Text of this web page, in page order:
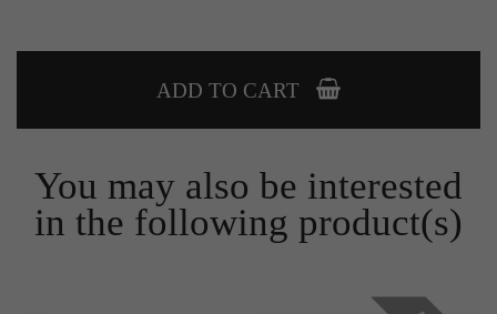
ADD TO CART
You may also be interested
in the following product(s)